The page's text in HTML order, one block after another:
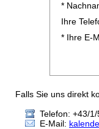
*
Ihre
* Ihre E-
Falls Sie uns direkt
Telefon: +43/
E-Mail: